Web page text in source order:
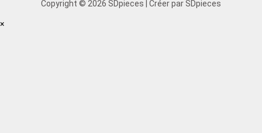
Copyright © 2026 SDpieces | Créer par SDpieces
×